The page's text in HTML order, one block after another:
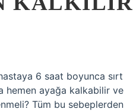
6 saat boyunca sırt
hemen ayağa kalkabilir ve
Tüm bu sebeplerden